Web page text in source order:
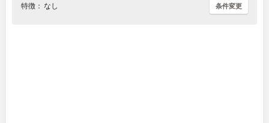
特徴： なし
条件変更